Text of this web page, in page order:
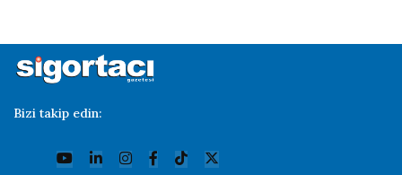
Bizi takip edin: